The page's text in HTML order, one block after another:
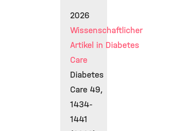
2026
Wissenschaftlicher
Artikel in Diabetes
Care
Diabetes
Care 49,
1434-
1441